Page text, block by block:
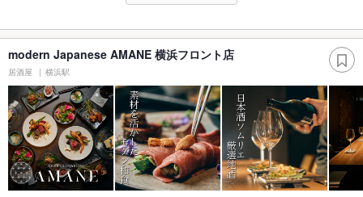
modern Japanese AMANE 横浜フロント店
居酒屋 横浜駅